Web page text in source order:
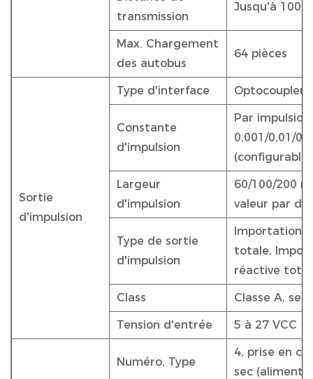
transmission
Jusqu'à
Max. Chargement
des autobus
64 pièces
Sortie
d'impulsion
Type d'interface
Constante
d'impulsion
Par
0,001/0,01/
(configurable)
Largeur
d'impulsion
60/100/200
valeur par
Type de sortie
d'impulsion
Importation/
totale,
réactive
Class Classe A,
Tension d'entrée 5 à 27 VCC
Numéro, Type
4, prise en
sec